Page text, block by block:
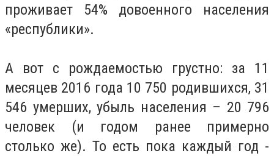
проживает 54% довоенного населения
«республики».
А вот с рождаемостью грустно: за 11
месяцев 2016 года 10 750 родившихся, 31
546 умерших, убыль населения – 20 796
человек (и годом ранее примерно
столько же). То есть пока каждый год -